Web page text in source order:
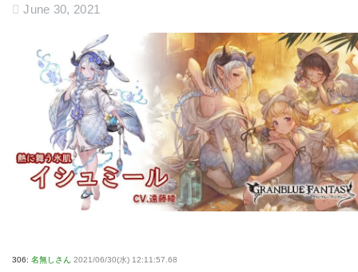
June 30, 2021
306: 名無しさん 2021/06/30(水) 12:11:57.68